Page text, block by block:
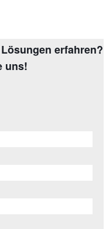
erfahren?
uns!